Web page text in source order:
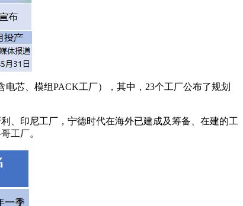
芯、模组PACK工厂），其中，23个工厂公布了规划
、印尼工厂，宁德时代在海外已建成及筹备、在建的工
工厂。